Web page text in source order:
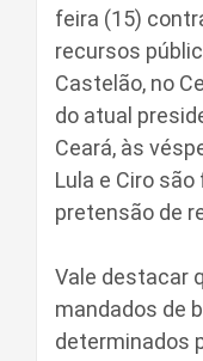
feira (15)
recursos
Castelão, no
do atual
Ceará, às
Lula e Ciro
pretensão de
Vale destacar
mandados de
determinados